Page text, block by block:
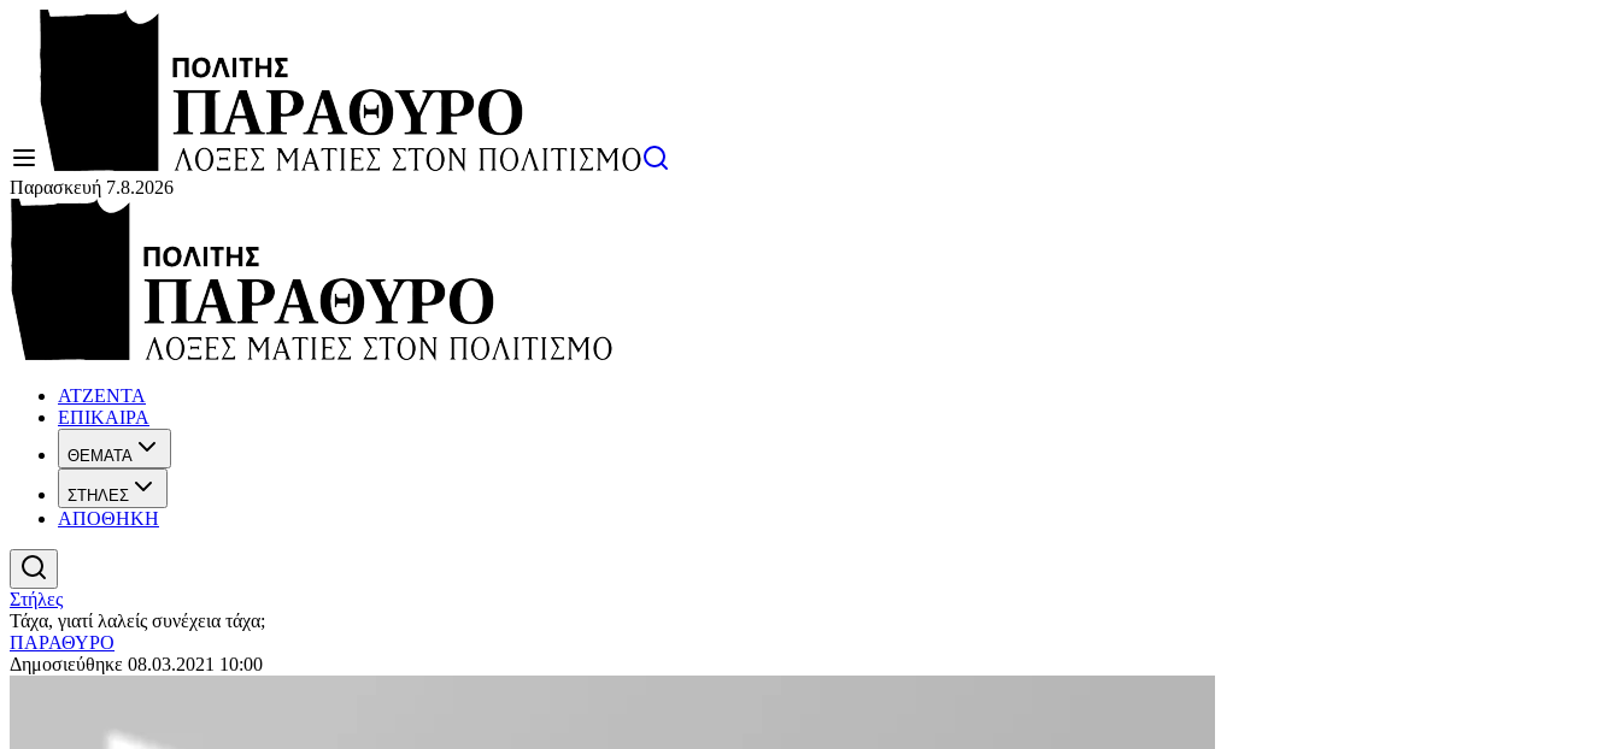
Παρασκευή 7.8.2026
ΑΤΖΕΝΤΑ
ΕΠΙΚΑΙΡΑ
ΘΕΜΑΤΑ
ΣΤΗΛΕΣ
ΑΠΟΘΗΚΗ
Στήλες
Τάχα, γιατί λαλείς συνέχεια τάχα;
ΠΑΡΑΘΥΡΟ
Δημοσιεύθηκε 08.03.2021 10:00